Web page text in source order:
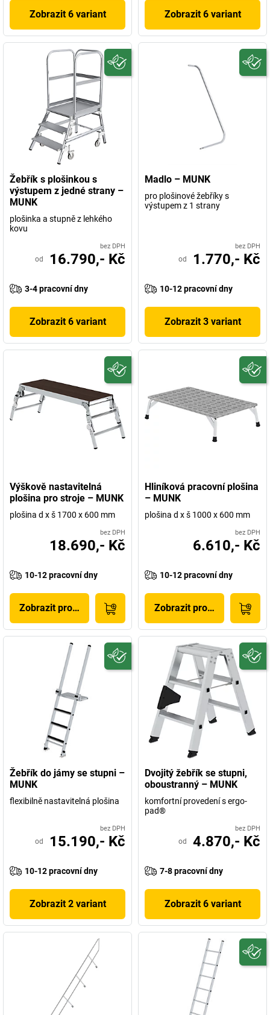
Zobrazit 6 variant Zobrazit 6 variant
Žebřík s plošinkou s
výstupem z jedné strany –
MUNK
plošinka a stupně z lehkého
kovu
bez DPH
od 16.790,- Kč
3-4 pracovní dny
Zobrazit 6 variant
Madlo – MUNK
pro plošinové žebříky s
výstupem z 1 strany
bez DPH
od 1.770,- Kč
10-12 pracovní dny
Zobrazit 3 variant
Výškově nastavitelná
plošina pro stroje – MUNK
plošina d x š 1700 x 600 mm
bez DPH
18.690,- Kč
10-12 pracovní dny
Zobrazit produkt
Hliníková pracovní plošina
– MUNK
plošina d x š 1000 x 600 mm
bez DPH
6.610,- Kč
10-12 pracovní dny
Zobrazit produkt
Žebřík do jámy se stupni –
MUNK
flexibilně nastavitelná plošina
bez DPH
od 15.190,- Kč
10-12 pracovní dny
Zobrazit 2 variant
Dvojitý žebřík se stupni,
oboustranný – MUNK
komfortní provedení s ergo-
pad®
bez DPH
od 4.870,- Kč
7-8 pracovní dny
Zobrazit 6 variant